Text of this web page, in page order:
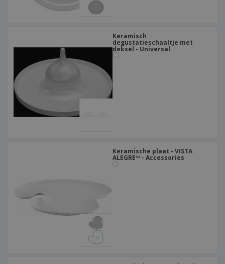
Keramisch
degustatieschaaltje met
deksel - Universal
Keramische plaat - VISTA
ALEGRE™ - Accessories